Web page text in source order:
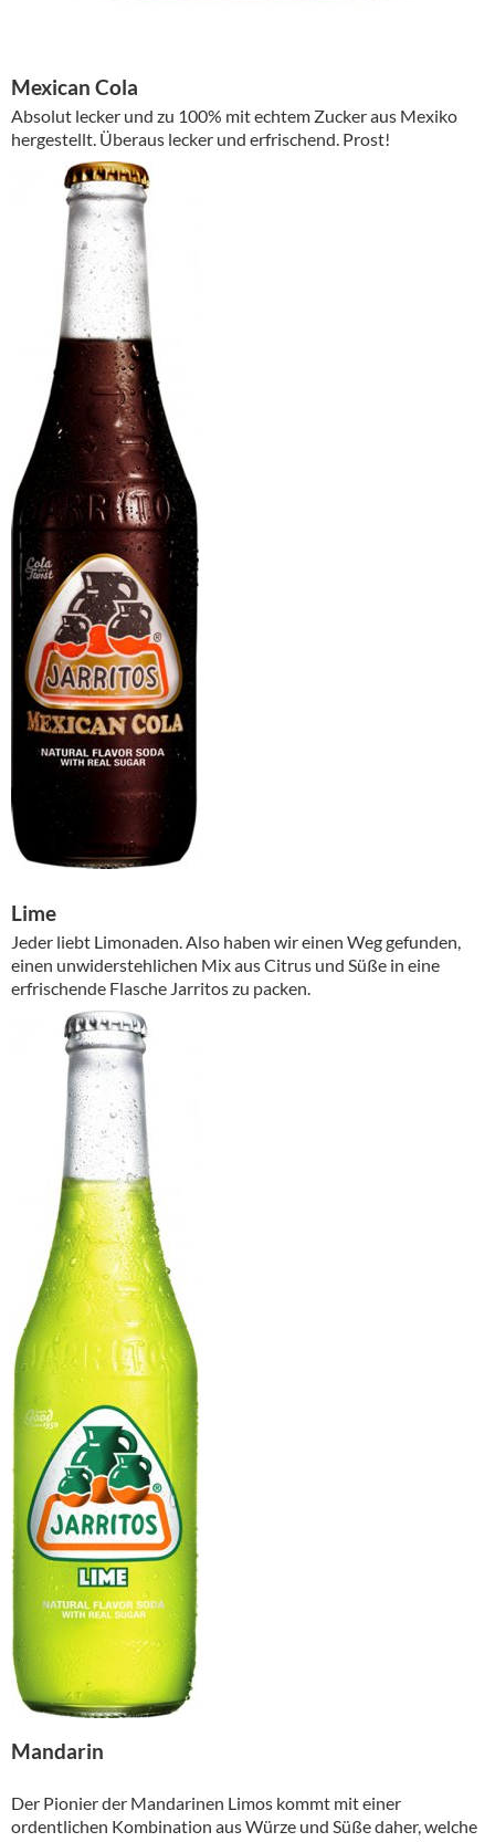
Mexican Cola
Absolut lecker und zu 100% mit echtem Zucker aus Mexiko
hergestellt. Überaus lecker und erfrischend. Prost!
Lime
Jeder liebt Limonaden. Also haben wir einen Weg gefunden,
einen unwiderstehlichen Mix aus Citrus und Süße in eine
erfrischende Flasche Jarritos zu packen.
Mandarin
Der Pionier der Mandarinen Limos kommt mit einer
ordentlichen Kombination aus Würze und Süße daher, welche